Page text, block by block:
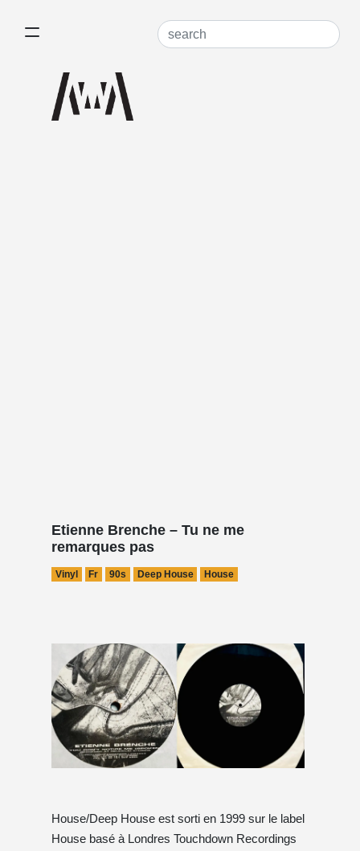
Etienne Brenche – Tu ne me
remarques pas
Vinyl Fr 90s Deep House House
House/Deep House est sorti en 1999 sur le label
House basé à Londres Touchdown Recordings